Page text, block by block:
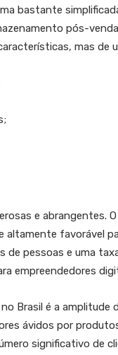
bastante
pós-
mas de
e abrangentes.
favorável
de pessoas e uma
empreendedores
Brasil é a amplitude
ávidos por
significativo de